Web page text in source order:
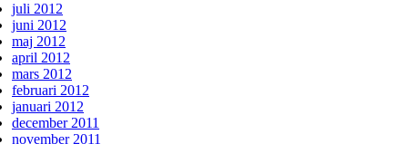
juli 2012
juni 2012
maj 2012
april 2012
mars 2012
februari 2012
januari 2012
december 2011
november 2011